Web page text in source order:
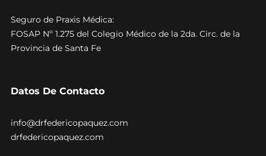
Seguro de Praxis Médica:
FOSAP Nº 1.275 del Colegio Médico de la 2da. Circ. de la
Provincia de Santa Fe
Datos De Contacto
info@drfedericopaquez.com
drfedericopaquez.com